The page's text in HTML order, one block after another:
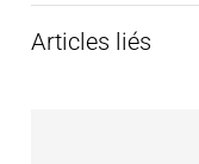
Articles liés